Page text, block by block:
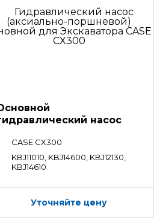
насос
CASE CX300
KBJ11010, KBJ14600, KBJ12130,
KBJ14610
Уточняйте цену